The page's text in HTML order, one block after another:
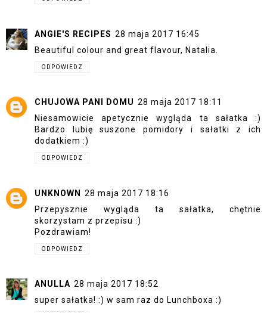
ANGIE'S RECIPES 28 maja 2017 16:45
Beautiful colour and great flavour, Natalia.
ODPOWIEDZ
CHUJOWA PANI DOMU 28 maja 2017 18:11
Niesamowicie apetycznie wygląda ta sałatka :)
Bardzo lubię suszone pomidory i sałatki z ich
dodatkiem :)
ODPOWIEDZ
UNKNOWN
28 maja 2017 18:16
Przepysznie wygląda ta sałatka, chętnie
skorzystam z przepisu :)
Pozdrawiam!
ODPOWIEDZ
ANULLA 28 maja 2017 18:52
super sałatka! :) w sam raz do Lunchboxa :)